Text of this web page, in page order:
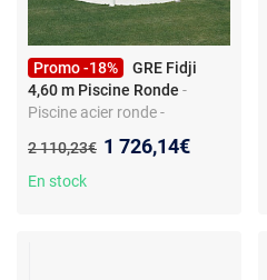
Promo -18%
GRE Fidji
4,60 m Piscine Ronde -
Piscine acier ronde -
Skimmer inclus - Échelle de
sécurité - Liner anti-UV
Ancien prix :
2 110,23€ Nouveau prix :
1 726,14€
En stock